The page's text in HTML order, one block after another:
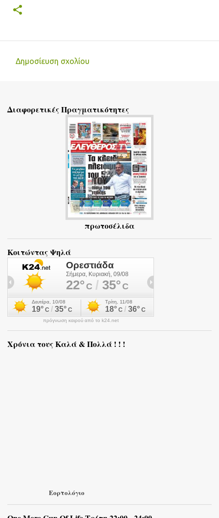
λ
Δημοσίευση σχολίου
Διαφορετικές Πραγματικότητες
πρωτοσέλιδα
Κοιτώντας Ψηλά
πρόγνωση καιρού από το k24.net
Χρόνια τους Καλά & Πολλά ! ! !
Εορτολόγιο